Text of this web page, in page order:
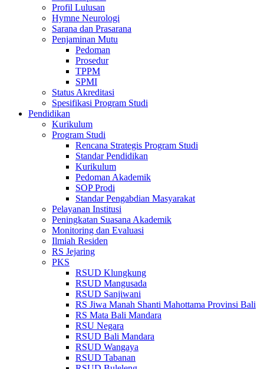
Profil Lulusan
Hymne Neurologi
Sarana dan Prasarana
Penjaminan Mutu
Pedoman
Prosedur
TPPM
SPMI
Status Akreditasi
Spesifikasi Program Studi
Pendidikan
Kurikulum
Program Studi
Rencana Strategis Program Studi
Standar Pendidikan
Kurikulum
Pedoman Akademik
SOP Prodi
Standar Pengabdian Masyarakat
Pelayanan Institusi
Peningkatan Suasana Akademik
Monitoring dan Evaluasi
Ilmiah Residen
RS Jejaring
PKS
RSUD Klungkung
RSUD Mangusada
RSUD Sanjiwani
RS Jiwa Manah Shanti Mahottama Provinsi Bali
RS Mata Bali Mandara
RSU Negara
RSUD Bali Mandara
RSUD Wangaya
RSUD Tabanan